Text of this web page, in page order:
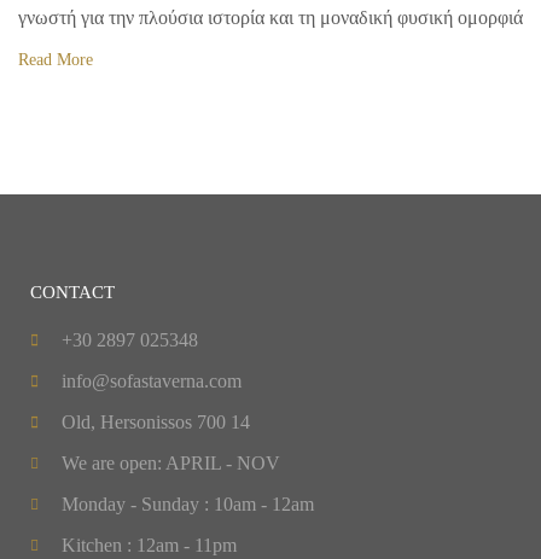
γνωστή για την πλούσια ιστορία και τη μοναδική φυσική ομορφιά
Read More
CONTACT
+30 2897 025348
info@sofastaverna.com
Old, Hersonissos 700 14
We are open: APRIL - NOV
Monday - Sunday : 10am - 12am
Kitchen : 12am - 11pm